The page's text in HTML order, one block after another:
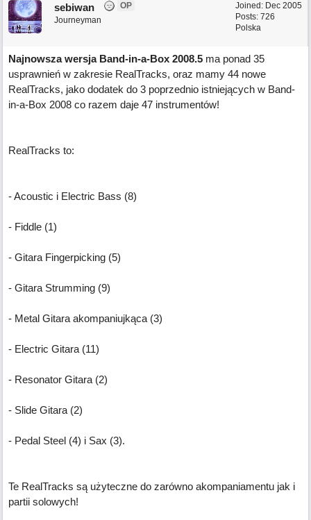
Joined: Dec 2005
Posts: 726
Polska
sebiwan
OP
Journeyman
Najnowsza wersja Band-in-a-Box 2008.5 ma ponad 35
usprawnień w zakresie RealTracks, oraz mamy 44 nowe
RealTracks, jako dodatek do 3 poprzednio istniejących w Band-
in-a-Box 2008 co razem daje 47 instrumentów!
RealTracks to:
- Acoustic i Electric Bass (8)
- Fiddle (1)
- Gitara Fingerpicking (5)
- Gitara Strumming (9)
- Metal Gitara akompaniujkąca (3)
- Electric Gitara (11)
- Resonator Gitara (2)
- Slide Gitara (2)
- Pedal Steel (4) i Sax (3).
Te RealTracks są użyteczne do zarówno akompaniamentu jak i
partii solowych!